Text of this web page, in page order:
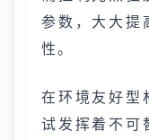
参数，大大提
性。
在环境友好型
试发挥着不可